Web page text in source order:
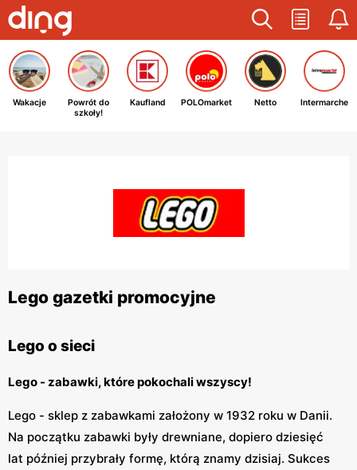
Wakacje
Powrót do
szkoły!
Kaufland POLOmarket Netto Intermarche
Lego gazetki promocyjne
Lego o sieci
Lego - zabawki, które pokochali wszyscy!
Lego - sklep z zabawkami założony w 1932 roku w Danii.
Na początku zabawki były drewniane, dopiero dziesięć
lat później przybrały formę, którą znamy dzisiaj. Sukces